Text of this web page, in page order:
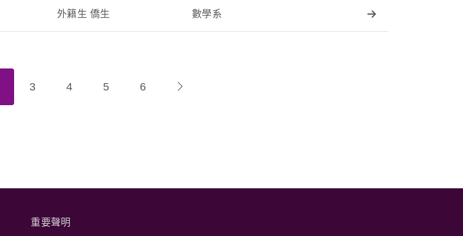
外籍生 僑生 數學系
3 4 5 6
重要聲明